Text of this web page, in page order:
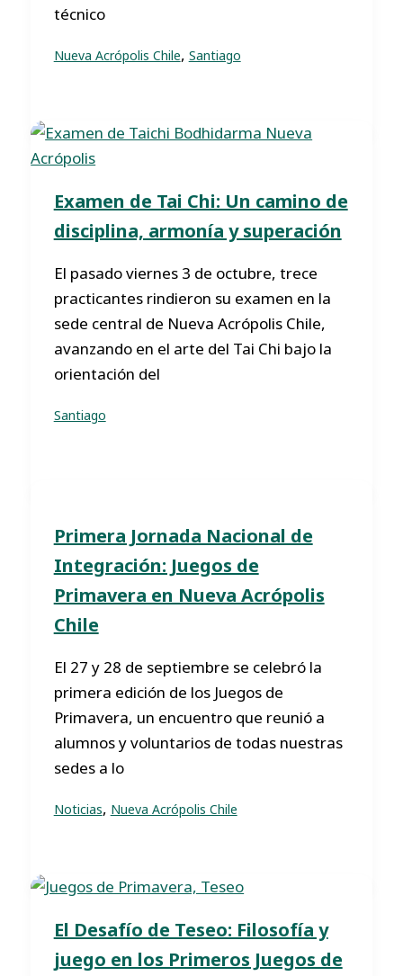
técnico
Nueva Acrópolis Chile, Santiago
Examen de Tai Chi: Un camino de
disciplina, armonía y superación
El pasado viernes 3 de octubre, trece
practicantes rindieron su examen en la
sede central de Nueva Acrópolis Chile,
avanzando en el arte del Tai Chi bajo la
orientación del
Santiago
Primera Jornada Nacional de
Integración: Juegos de
Primavera en Nueva Acrópolis
Chile
El 27 y 28 de septiembre se celebró la
primera edición de los Juegos de
Primavera, un encuentro que reunió a
alumnos y voluntarios de todas nuestras
sedes a lo
Noticias, Nueva Acrópolis Chile
El Desafío de Teseo: Filosofía y
juego en los Primeros Juegos de